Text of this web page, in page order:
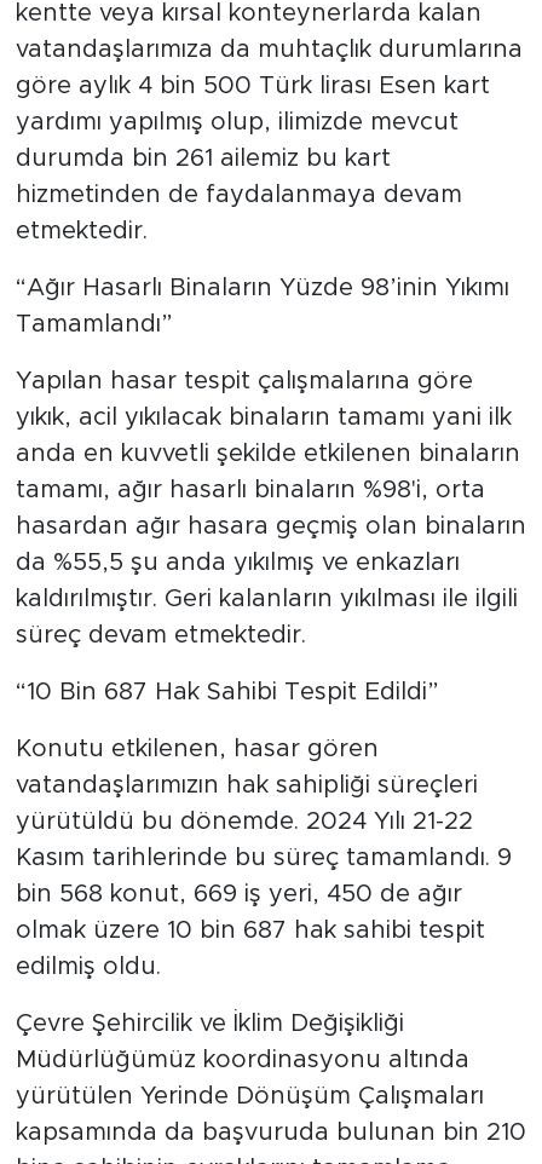
kentte veya kırsal konteynerlarda kalan
vatandaşlarımıza da muhtaçlık durumlarına
göre aylık 4 bin 500 Türk lirası Esen kart
yardımı yapılmış olup, ilimizde mevcut
durumda bin 261 ailemiz bu kart
hizmetinden de faydalanmaya devam
etmektedir.
“Ağır Hasarlı Binaların Yüzde 98’inin Yıkımı
Tamamlandı”
Yapılan hasar tespit çalışmalarına göre
yıkık, acil yıkılacak binaların tamamı yani ilk
anda en kuvvetli şekilde etkilenen binaların
tamamı, ağır hasarlı binaların %98'i, orta
hasardan ağır hasara geçmiş olan binaların
da %55,5 şu anda yıkılmış ve enkazları
kaldırılmıştır. Geri kalanların yıkılması ile ilgili
süreç devam etmektedir.
“10 Bin 687 Hak Sahibi Tespit Edildi”
Konutu etkilenen, hasar gören
vatandaşlarımızın hak sahipliği süreçleri
yürütüldü bu dönemde. 2024 Yılı 21-22
Kasım tarihlerinde bu süreç tamamlandı. 9
bin 568 konut, 669 iş yeri, 450 de ağır
olmak üzere 10 bin 687 hak sahibi tespit
edilmiş oldu.
Çevre Şehircilik ve İklim Değişikliği
Müdürlüğümüz koordinasyonu altında
yürütülen Yerinde Dönüşüm Çalışmaları
kapsamında da başvuruda bulunan bin 210